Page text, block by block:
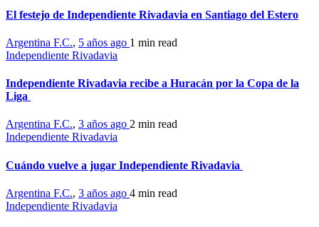
El festejo de Independiente Rivadavia en Santiago del Estero
Argentina F.C., 5 años ago 1 min read
Independiente Rivadavia
Independiente Rivadavia recibe a Huracán por la Copa de la
Liga
Argentina F.C., 3 años ago 2 min read
Independiente Rivadavia
Cuándo vuelve a jugar Independiente Rivadavia
Argentina F.C., 3 años ago 4 min read
Independiente Rivadavia